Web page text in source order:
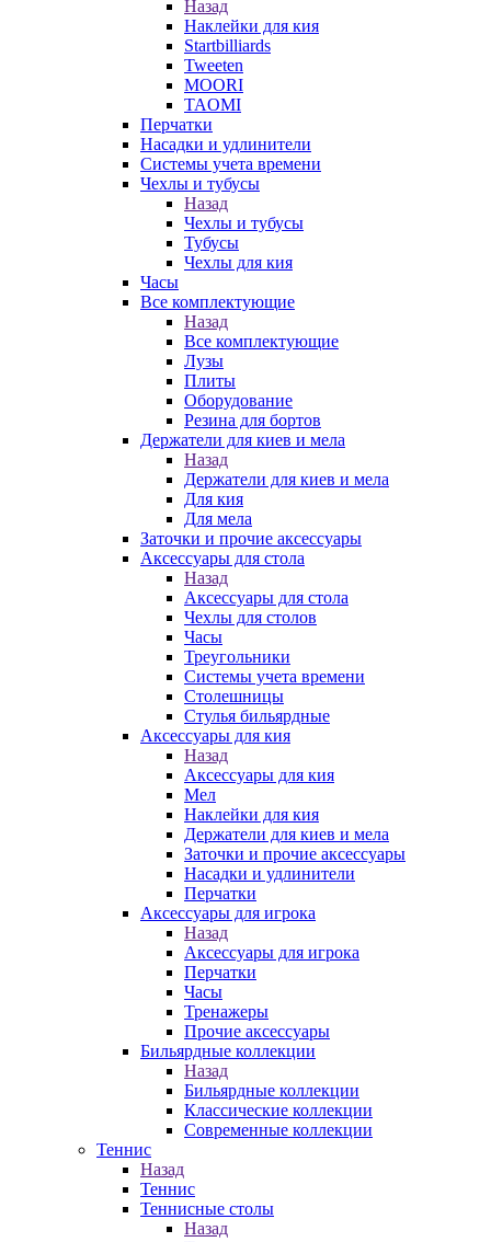
Назад
Наклейки для кия
Startbilliards
Tweeten
MOORI
TAOMI
Перчатки
Насадки и удлинители
Системы учета времени
Чехлы и тубусы
Назад
Чехлы и тубусы
Тубусы
Чехлы для кия
Часы
Все комплектующие
Назад
Все комплектующие
Лузы
Плиты
Оборудование
Резина для бортов
Держатели для киев и мела
Назад
Держатели для киев и мела
Для кия
Для мела
Заточки и прочие аксессуары
Аксессуары для стола
Назад
Аксессуары для стола
Чехлы для столов
Часы
Треугольники
Системы учета времени
Столешницы
Стулья бильярдные
Аксессуары для кия
Назад
Аксессуары для кия
Мел
Наклейки для кия
Держатели для киев и мела
Заточки и прочие аксессуары
Насадки и удлинители
Перчатки
Аксессуары для игрока
Назад
Аксессуары для игрока
Перчатки
Часы
Тренажеры
Прочие аксессуары
Бильярдные коллекции
Назад
Бильярдные коллекции
Классические коллекции
Современные коллекции
Теннис
Назад
Теннис
Теннисные столы
Назад